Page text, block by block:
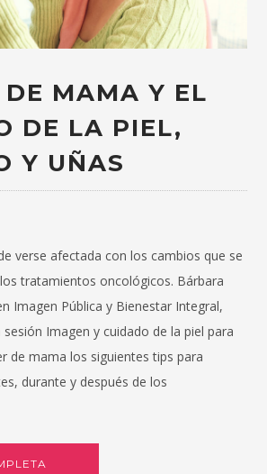
DE MAMA Y EL
DE LA PIEL,
Y UÑAS
verse afectada con los cambios que se
tratamientos oncológicos. Bárbara
Imagen Pública y Bienestar Integral,
Imagen y cuidado de la piel para
de mama los siguientes tips para
durante y después de los